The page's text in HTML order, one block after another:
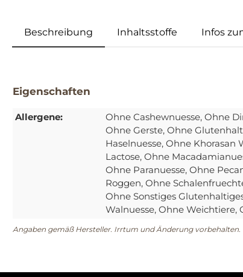
Beschreibung Inhaltsstoffe Infos
Eigenschaften
Allergene: Ohne Cashewnuesse, Ohne
Ohne Gerste, Ohne
Haselnuesse, Ohne Khorasan
Lactose, Ohne
Ohne Paranuesse, Ohne
Roggen, Ohne
Ohne Sonstiges
Walnuesse, Ohne Weichtiere,
Angaben gemäß Hersteller. Irrtum und Änderung vorbehalten.